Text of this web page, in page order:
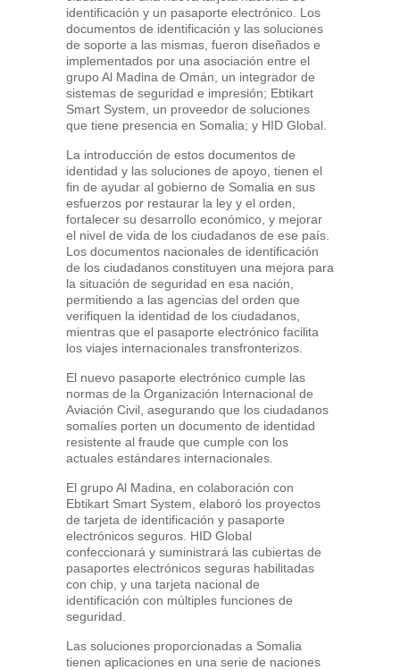
identificación y un pasaporte electrónico. Los
documentos de identificación y las soluciones
de soporte a las mismas, fueron diseñados e
implementados por una asociación entre el
grupo Al Madina de Omán, un integrador de
sistemas de seguridad e impresión; Ebtikart
Smart System, un proveedor de soluciones
que tiene presencia en Somalia; y HID Global.
La introducción de estos documentos de
identidad y las soluciones de apoyo, tienen el
fin de ayudar al gobierno de Somalia en sus
esfuerzos por restaurar la ley y el orden,
fortalecer su desarrollo económico, y mejorar
el nivel de vida de los ciudadanos de ese país.
Los documentos nacionales de identificación
de los ciudadanos constituyen una mejora para
la situación de seguridad en esa nación,
permitiendo a las agencias del orden que
verifiquen la identidad de los ciudadanos,
mientras que el pasaporte electrónico facilita
los viajes internacionales transfronterizos.
El nuevo pasaporte electrónico cumple las
normas de la Organización Internacional de
Aviación Civil, asegurando que los ciudadanos
somalíes porten un documento de identidad
resistente al fraude que cumple con los
actuales estándares internacionales.
El grupo Al Madina, en colaboración con
Ebtikart Smart System, elaboró los proyectos
de tarjeta de identificación y pasaporte
electrónicos seguros. HID Global
confeccionará y suministrará las cubiertas de
pasaportes electrónicos seguras habilitadas
con chip, y una tarjeta nacional de
identificación con múltiples funciones de
seguridad.
Las soluciones proporcionadas a Somalia
tienen aplicaciones en una serie de naciones